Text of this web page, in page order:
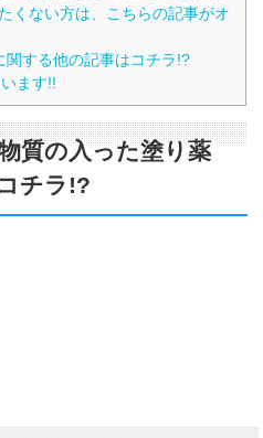
くない方は、こちらの記事がオ
関する他の記事はコチラ!?
ます!!
質の入った塗り薬
チラ!?